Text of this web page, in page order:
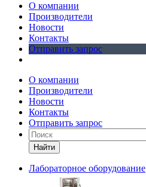
О компании
Производители
Новости
Контакты
Отправить запрос
О компании
Производители
Новости
Контакты
Отправить запрос
Найти
Лабораторное оборудование